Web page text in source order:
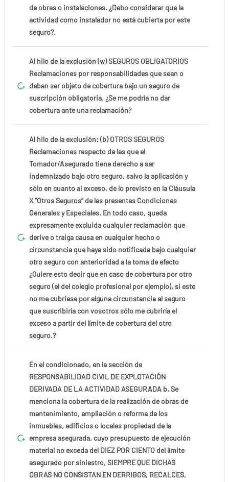
de obras o instalaciones. ¿Debo considerar que la
actividad como instalador no está cubierta por este
seguro?.
Al hilo de la exclusión (w) SEGUROS OBLIGATORIOS
Reclamaciones por responsabilidades que sean o
deban ser objeto de cobertura bajo un seguro de
suscripción obligatoria. ¿Se me podría no dar
cobertura ante una reclamación?
Al hilo de la exclusión: (b) OTROS SEGUROS
Reclamaciones respecto de las que el
Tomador/Asegurado tiene derecho a ser
indemnizado bajo otro seguro, salvo la aplicación y
sólo en cuanto al exceso, de lo previsto en la Cláusula
X “Otros Seguros” de las presentes Condiciones
Generales y Especiales. En todo caso, queda
expresamente excluida cualquier reclamación que
derive o traiga causa en cualquier hecho o
circunstancia que haya sido notificada bajo cualquier
otro seguro con anterioridad a la toma de efecto
¿Quiere esto decir que en caso de cobertura por otro
seguro (el del colegio profesional por ejemplo), si este
no me cubriese por alguna circunstancia el seguro
que suscribiría con vosotros sólo me cubriría el
exceso a partir del límite de cobertura del otro
seguro.?
En el condicionado, en la sección de
RESPONSABILIDAD CIVIL DE EXPLOTACIÓN
DERIVADA DE LA ACTIVIDAD ASEGURADA b. Se
menciona la cobertura de la realización de obras de
mantenimiento, ampliación o reforma de los
inmuebles, edificios o locales propiedad de la
empresa asegurada, cuyo presupuesto de ejecución
material no exceda del DIEZ POR CIENTO del límite
asegurado por siniestro, SIEMPRE QUE DICHAS
OBRAS NO CONSISTAN EN DERRIBOS, RECALCES,